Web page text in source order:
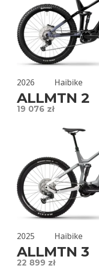
2026 Haibike
ALLMTN 2
19 076 zł
2025 Haibike
ALLMTN 3
22 899 zł